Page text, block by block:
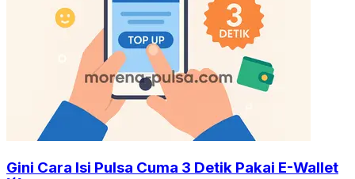
Gini Cara Isi Pulsa Cuma 3 Detik Pakai E-Wallet